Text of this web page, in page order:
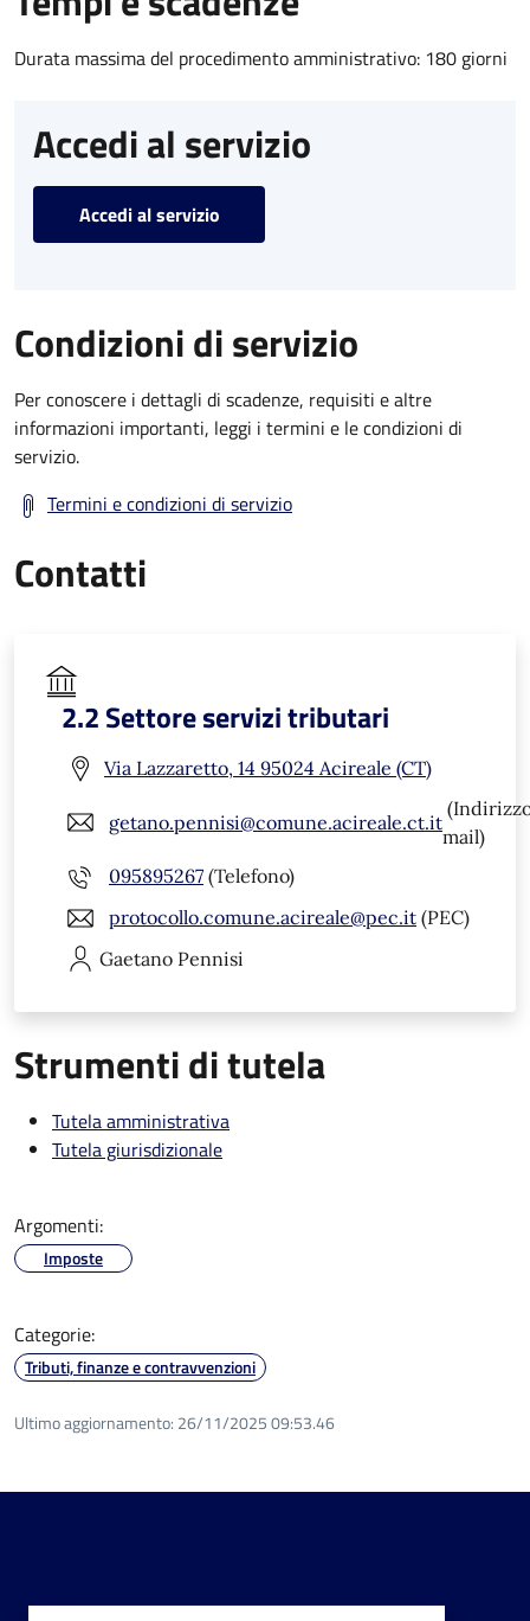
Durata massima del procedimento amministrativo: 180 giorni
Accedi al servizio
Accedi al servizio
Condizioni di servizio
Per conoscere i dettagli di scadenze, requisiti e altre
informazioni importanti, leggi i termini e le condizioni di
servizio.
Termini e condizioni di servizio
Contatti
2.2 Settore servizi tributari
Via Lazzaretto, 14 95024 Acireale (CT)
getano.pennisi@comune.acireale.ct.it
mail)
095895267 (Telefono)
protocollo.comune.acireale@pec.it (PEC)
Gaetano Pennisi
Strumenti di tutela
Tutela amministrativa
Tutela giurisdizionale
Argomenti:
Imposte
Categorie:
Tributi, finanze e contravvenzioni
Ultimo aggiornamento: 26/11/2025 09:53.46